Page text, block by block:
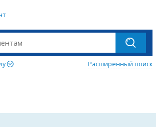
Расширенный поиск